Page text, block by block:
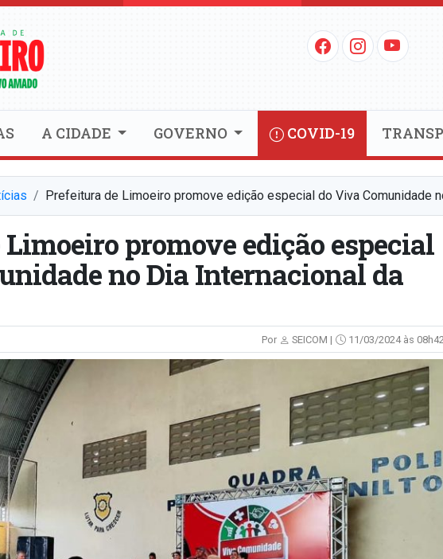
A CIDADE GOVERNO COVID-19
Prefeitura de Limoeiro promove edição especial do Viva Comunidade
promove edição especial
no Dia Internacional da
Por SEICOM | 11/03/2024 às